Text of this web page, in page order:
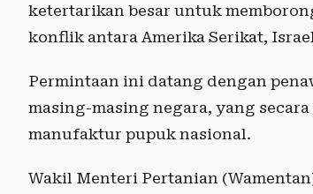
ketertarikan besar untuk
konflik antara Amerika Serikat,
Permintaan ini datang dengan
masing-masing negara, yang
manufaktur pupuk nasional.
Wakil Menteri Pertanian